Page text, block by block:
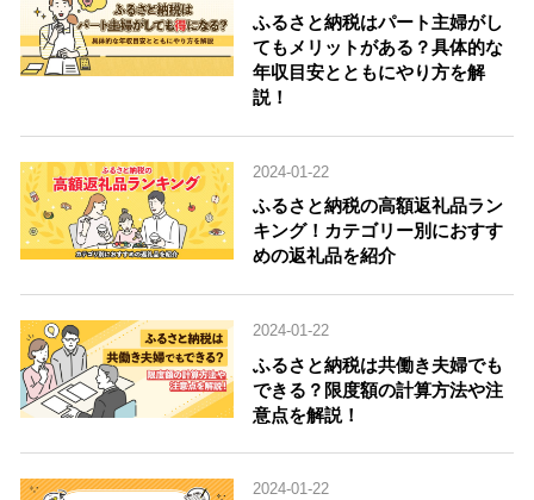
ふるさと納税はパート主婦がし
てもメリットがある？具体的な
年収目安とともにやり方を解
説！
2024-01-22
ふるさと納税の高額返礼品ラン
キング！カテゴリー別におすす
めの返礼品を紹介
2024-01-22
ふるさと納税は共働き夫婦でも
できる？限度額の計算方法や注
意点を解説！
2024-01-22